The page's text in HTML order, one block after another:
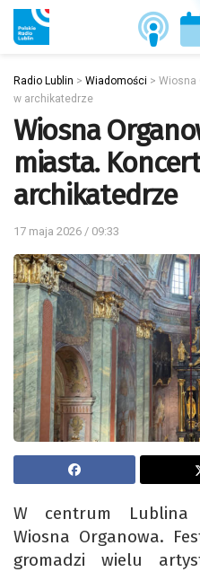
Radio Lublin > Wiadomości > Wiosna
w archikatedrze
Wiosna
miasta.
archikatedrze
17 maja 2026 / 09:33
W centrum Lublina
Wiosna Organowa.
gromadzi wielu